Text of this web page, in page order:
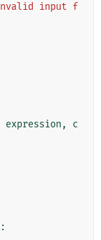
input f
expression ,
c